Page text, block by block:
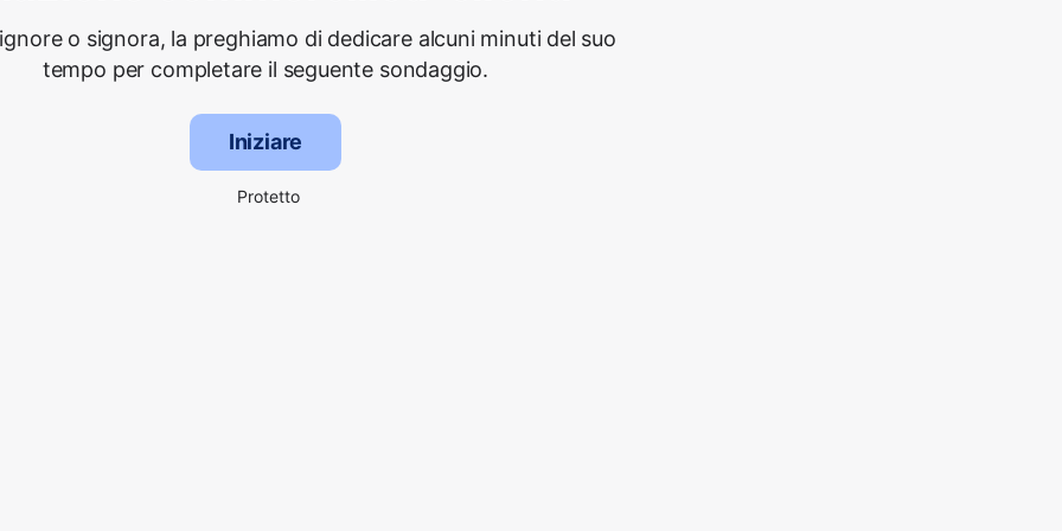
o signora, la preghiamo di dedicare alcuni minuti del suo
tempo per completare il seguente sondaggio.
Iniziare
Protetto